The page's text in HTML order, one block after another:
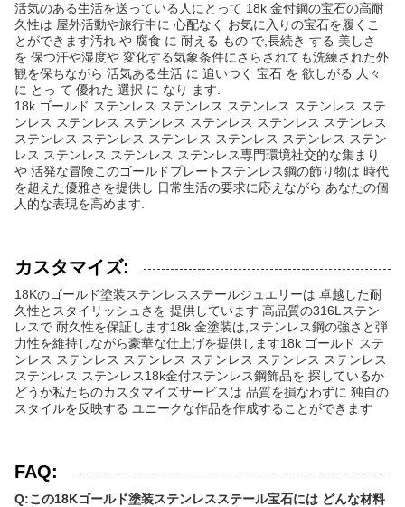
活気のある生活を送っている人にとって 18k 金付鋼の宝石の高耐
久性は 屋外活動や旅行中に 心配なく お気に入りの宝石を履くこ
とができます汚れ や 腐食 に 耐える もの で,長続き する 美しさ
を 保つ汗や湿度や 変化する気象条件にさらされても洗練された外
観を保ちながら 活気ある生活 に 追いつく 宝石 を 欲しがる 人々
に とっ て 優れた 選択 に なり ます.
18k ゴールド ステンレス ステンレス ステンレス ステンレス ステ
ンレス ステンレス ステンレス ステンレス ステンレス ステンレス
ステンレス ステンレス ステンレス ステンレス ステンレス ステン
レス ステンレス ステンレス ステンレス専門環境社交的な集まり
や 活発な冒険このゴールドプレートステンレス鋼の飾り物は 時代
を超えた優雅さを提供し 日常生活の要求に応えながら あなたの個
人的な表現を高めます.
カスタマイズ:
18Kのゴールド塗装ステンレスステールジュエリーは 卓越した耐
久性とスタイリッシュさを 提供しています 高品質の316Lステン
レスで 耐久性を保証します18k 金塗装は,ステンレス鋼の強さと弾
力性を維持しながら豪華な仕上げを提供します18k ゴールド ステ
ンレス ステンレス ステンレス ステンレス ステンレス ステンレス
ステンレス ステンレス18k金付ステンレス鋼飾品を 探しているか
どうか私たちのカスタマイズサービスは 品質を損なわずに 独自の
スタイルを反映する ユニークな作品を作成することができます
FAQ:
Q:この18Kゴールド塗装ステンレスステール宝石には どんな材料